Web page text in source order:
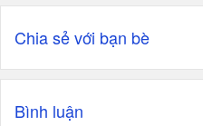
Chia sẻ với bạn bè
Bình luận